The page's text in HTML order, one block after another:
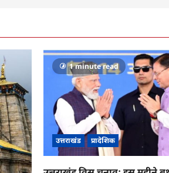
1 minute read
उत्तराखंड प्रादेशिक